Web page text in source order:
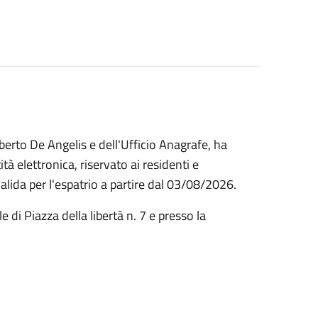
De Angelis e dell'Ufficio Anagrafe, ha
elettronica, riservato ai residenti e
per l'espatrio a partire dal 03/08/2026.
di Piazza della libertà n. 7 e presso la